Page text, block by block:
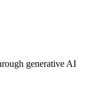
generative AI